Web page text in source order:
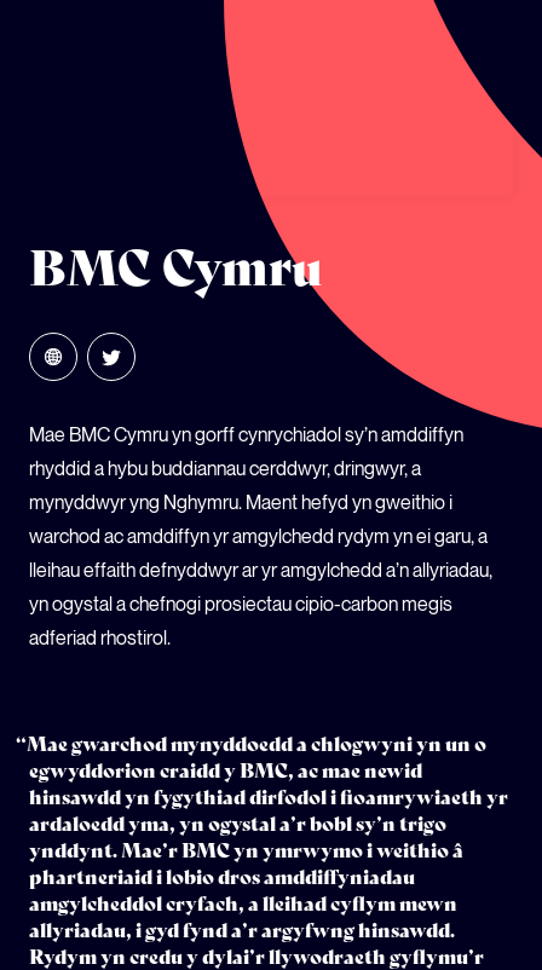
BMC Cymru
Mae BMC Cymru yn gorff cynrychiadol sy’n amddiffyn
rhyddid a hybu buddiannau cerddwyr, dringwyr, a
mynyddwyr yng Nghymru. Maent hefyd yn gweithio i
warchod ac amddiffyn yr amgylchedd rydym yn ei garu, a
lleihau effaith defnyddwyr ar yr amgylchedd a’n allyriadau,
yn ogystal a chefnogi prosiectau cipio-carbon megis
adferiad rhostirol.
“Mae gwarchod mynyddoedd a chlogwyni yn un o
egwyddorion craidd y BMC, ac mae newid
hinsawdd yn fygythiad dirfodol i fioamrywiaeth yr
ardaloedd yma, yn ogystal a’r bobl sy’n trigo
ynddynt. Mae’r BMC yn ymrwymo i weithio â
phartneriaid i lobio dros amddiffyniadau
amgylcheddol cryfach, a lleihad cyflym mewn
allyriadau, i gyd fynd a’r argyfwng hinsawdd.
Rydym yn credu y dylai’r llywodraeth gyflymu’r
LLYSGENHADON HINSAWDD IEUENCTID